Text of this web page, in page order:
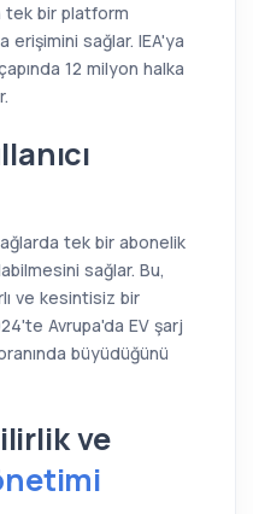
tek bir platform
erişimini sağlar. IEA'ya
12 milyon halka
ağlarda tek bir abonelik
sağlar. Bu,
ve kesintisiz bir
Avrupa'da EV şarj
büyüdüğünü
ve